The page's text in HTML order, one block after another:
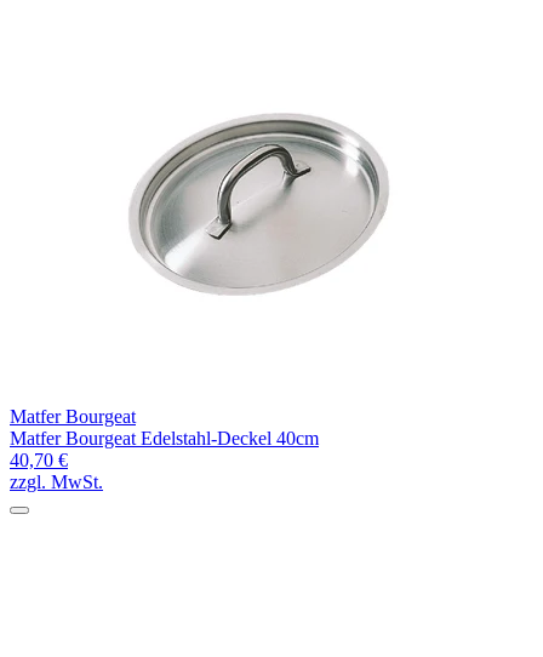
Matfer Bourgeat
Matfer Bourgeat Edelstahl-Deckel 40cm
40,70 €
zzgl. MwSt.